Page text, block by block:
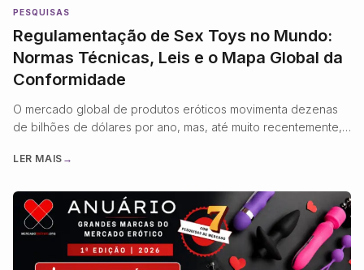
PESQUISAS
Regulamentação de Sex Toys no Mundo:
Normas Técnicas, Leis e o Mapa Global da
Conformidade
O mercado global de produtos eróticos movimenta dezenas
de bilhões de dólares por ano, mas, até muito recentemente,
técnica que rege outros bens de consumo. Um vibrador com
mesmos plásticos e componentes eletrônicos de um
brinquedo infantil ou …
LER MAIS →